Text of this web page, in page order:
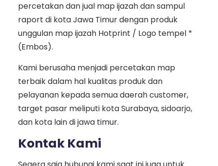
percetakan dan jual map ijazah dan sampul
raport di kota Jawa Timur dengan produk
unggulan map ijazah Hotprint / Logo tempel *
(Embos).
Kami berusaha menjadi percetakan map
terbaik dalam hal kualitas produk dan
pelayanan kepada semua daerah customer,
target pasar meliputi kota Surabaya, sidoarjo,
dan kota lain di jawa timur.
Kontak Kami